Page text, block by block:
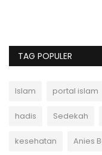
TAG POPULER
Islam portal islam
hadis Sedekah
kesehatan Anies